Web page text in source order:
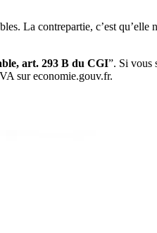
La contrepartie, c’est qu’elle
art. 293 B du CGI”. Si vous
sur economie.gouv.fr.